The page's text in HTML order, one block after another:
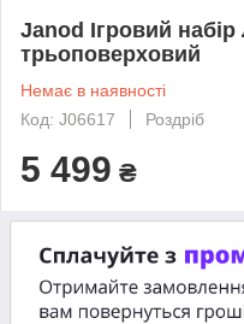
Janod Ігровий
трьоповерховий
Немає в наявності
Код: J06617
Роздріб
5 499 ₴